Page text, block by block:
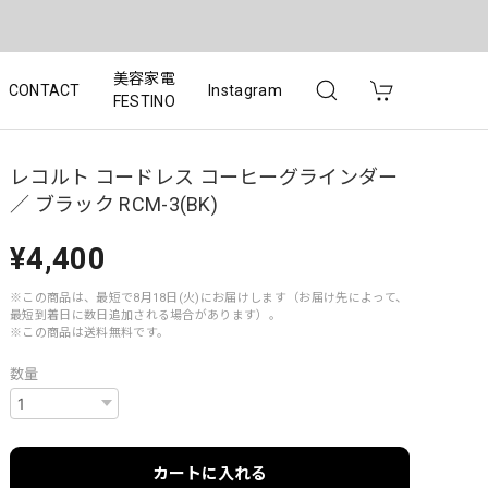
CONTACT
美容家電
FESTINO
Instagram
レコルト コードレス コーヒーグラインダー
／ ブラック RCM-3(BK)
¥4,400
※この商品は、最短で8月18日(火)にお届けします（お届け先によって、
最短到着日に数日追加される場合があります）。
※この商品は送料無料です。
数量
カートに入れる